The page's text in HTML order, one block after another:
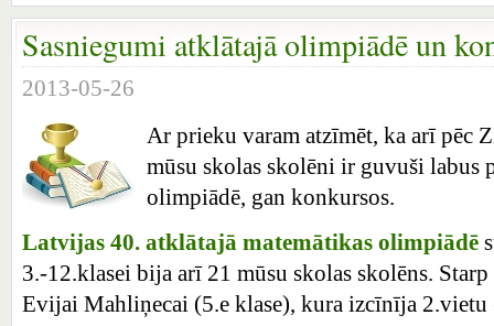
Sasniegumi atklātajā olimpiādē un
2013-05-26
Ar prieku varam atzīmēt, ka arī pēc
mūsu skolas skolēni ir guvuši labus
olimpiādē, gan konkursos.
Latvijas 40. atklātajā matemātikas olimpiādē
3.-12.klasei bija arī 21 mūsu skolas skolēns.
Evijai Mahliņecai (5.e klase), kura izcīnīja